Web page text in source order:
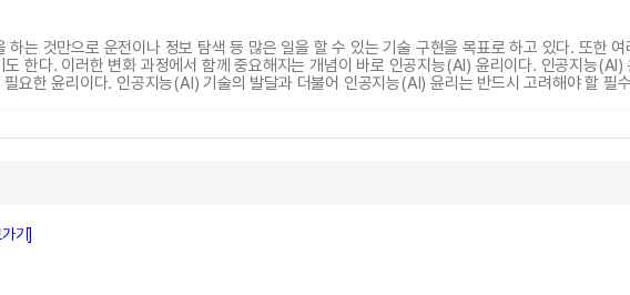
하는 것만으로 운전이나 정보 탐색 등 많은 일을 할 수 있는 기술 구현을 목표로 하고 있다. 또한
한다. 이러한 변화 과정에서 함께 중요해지는 개념이 바로 인공지능(AI) 윤리이다. 인공지능
요한 윤리이다. 인공지능(AI) 기술의 발달과 더불어 인공지능(AI) 윤리는 반드시 고려해야 할 필
기]